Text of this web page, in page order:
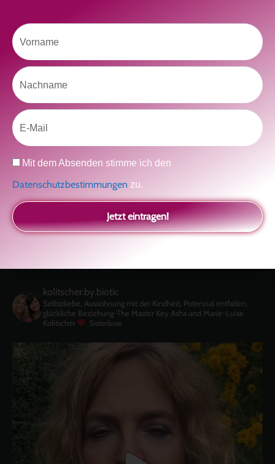
Like uns auf Facebook
akzeptieren und diesen Inhalt zu aktivieren
kolitscher.by.biotic
Selbstliebe, Aussöhnung mit der Kindheit, Potenzial entfalten,
glückliche Beziehung-The Master Key Asha und Marie-Luise
Kolitscher
Sisterlove
Vorname
Nachname
Email
Datenschutz
Mit dem Absenden stimme ich den
Datenschutzbestimmungen zu.
Jetzt eintragen!